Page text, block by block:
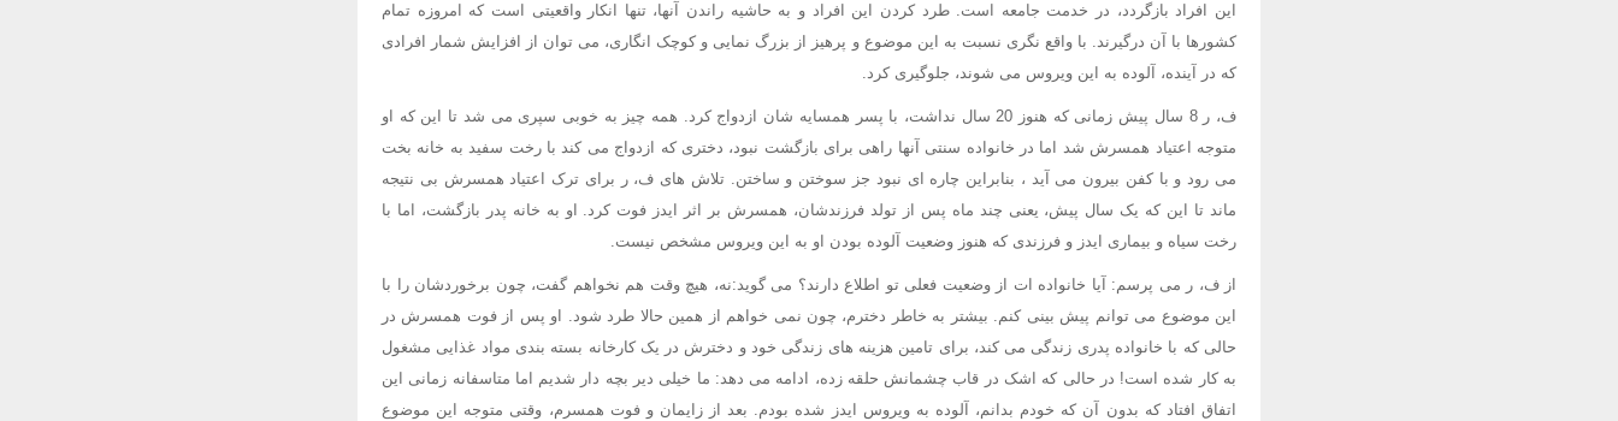
این افراد بازگردد، در خدمت جامعه است. طرد کردن این افراد و به حاشیه راندن آنها، تنها انکار واقعیتی است که امروزه تمام
کشورها با آن درگیرند. با واقع نگری نسبت به این موضوع و پرهیز از بزرگ نمایی و کوچک انگاری، می توان از افزایش شمار افرادی
که در آینده، آلوده به این ویروس می شوند، جلوگیری کرد.
ف، ر 8 سال پیش زمانی که هنوز 20 سال نداشت، با پسر همسایه شان ازدواج کرد. همه چیز به خوبی سپری می شد تا این که او
متوجه اعتیاد همسرش شد اما در خانواده سنتی آنها راهی برای بازگشت نبود، دختری که ازدواج می کند با رخت سفید به خانه بخت
می رود و با کفن بیرون می آید ، بنابراین چاره ای نبود جز سوختن و ساختن. تلاش های ف، ر برای ترک اعتیاد همسرش بی نتیجه
ماند تا این که یک سال پیش، یعنی چند ماه پس از تولد فرزندشان، همسرش بر اثر ایدز فوت کرد. او به خانه پدر بازگشت، اما با
رخت سیاه و بیماری ایدز و فرزندی که هنوز وضعیت آلوده بودن او به این ویروس مشخص نیست.
از ف، ر می پرسم: آیا خانواده ات از وضعیت فعلی تو اطلاع دارند؟ می گوید:نه، هیچ وقت هم نخواهم گفت، چون برخوردشان را با
این موضوع می توانم پیش بینی کنم. بیشتر به خاطر دخترم، چون نمی خواهم از همین حالا طرد شود. او پس از فوت همسرش در
حالی که با خانواده پدری زندگی می کند، برای تامین هزینه های زندگی خود و دخترش در یک کارخانه بسته بندی مواد غذایی مشغول
به کار شده است! در حالی که اشک در قاب چشمانش حلقه زده، ادامه می دهد: ما خیلی دیر بچه دار شدیم اما متاسفانه زمانی این
اتفاق افتاد که بدون آن که خودم بدانم، آلوده به ویروس ایدز شده بودم. بعد از زایمان و فوت همسرم، وقتی متوجه این موضوع